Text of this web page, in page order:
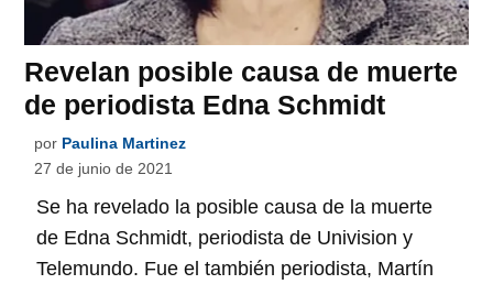
Revelan posible causa de muerte
de periodista Edna Schmidt
por Paulina Martinez
27 de junio de 2021
Se ha revelado la posible causa de la muerte
de Edna Schmidt, periodista de Univision y
Telemundo. Fue el también periodista, Martín